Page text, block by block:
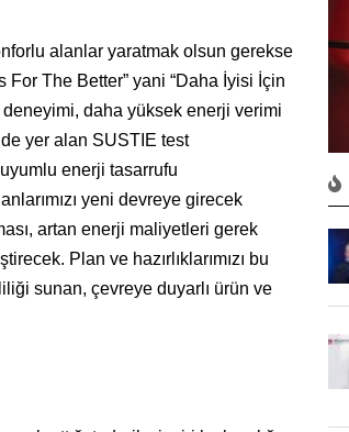
alanlar yaratmak olsun gerekse
For The Better” yani “Daha İyisi İçin
deneyimi, daha yüksek enerji verimi
yer alan SUSTIE test
enerji tasarrufu
yeni devreye girecek
artan enerji maliyetleri gerek
Plan ve hazırlıklarımızı bu
sunan, çevreye duyarlı ürün ve